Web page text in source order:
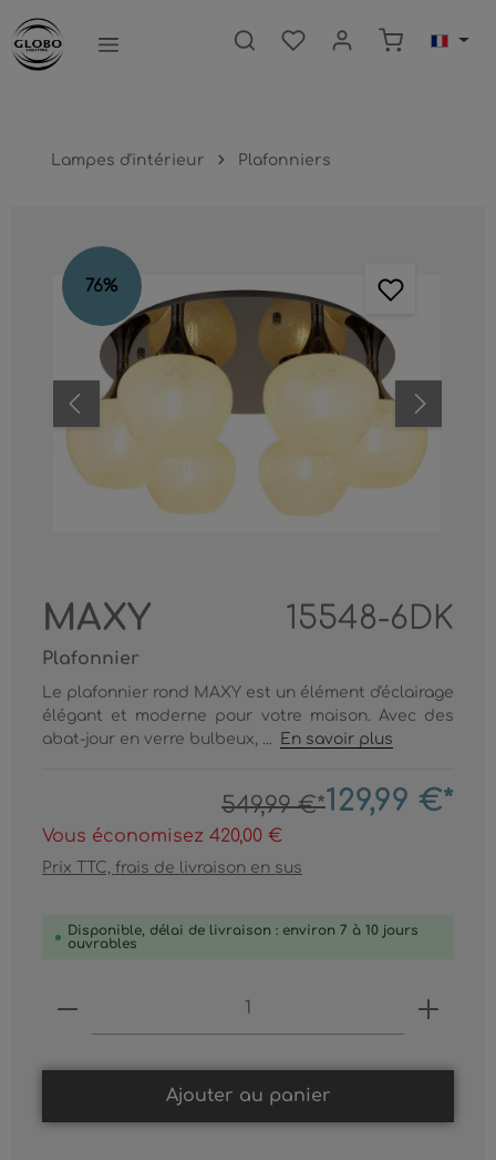
principal Le panier
Lampes d'intérieur Plafonniers
Ignorer la galerie d'images
76%
MAXY 15548-6DK
Plafonnier
Le plafonnier rond MAXY est un élément d'éclairage
élégant et moderne pour votre maison. Avec des
abat-jour en verre bulbeux, ...
En savoir plus
549,99 €*129,99 €*
Vous économisez 420,00 €
Prix TTC, frais de livraison en sus
Disponible, délai de livraison : environ 7 à 10 jours
ouvrables
Produkt Anzahl: Gib den
Ajouter au panier